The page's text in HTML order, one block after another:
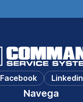
Facebook Linkedin
Navega